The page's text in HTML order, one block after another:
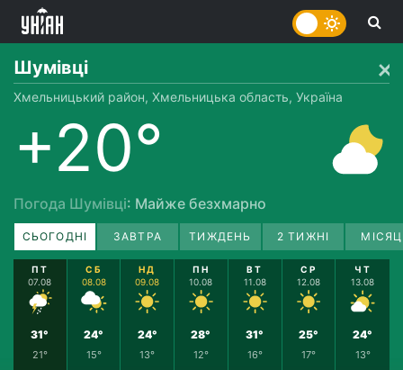
Шумівці
Хмельницький район, Хмельницька область, Україна
+20°
Погода Шумівці: Майже безхмарно
СЬОГОДНІ ЗАВТРА ТИЖДЕНЬ 2 ТИЖНІ
ПТ
07.08
31°
21°
СБ
08.08
24°
15°
НД
09.08
24°
13°
ПН
10.08
28°
12°
ВТ
11.08
31°
16°
СР
12.08
25°
17°
ЧТ
13.08
24°
13°